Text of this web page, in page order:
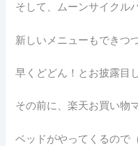
そして、ムーンサイクル
新しいメニューもできつ
早くどどん！とお披露目
その前に、楽天お買い物
ベッドがやってくるので